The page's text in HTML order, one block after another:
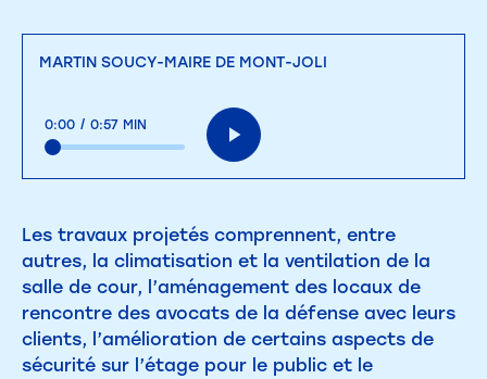
MARTIN SOUCY-MAIRE DE MONT-JOLI
0:00 / 0:57 MIN
Les travaux projetés comprennent, entre
autres, la climatisation et la ventilation de la
salle de cour, l’aménagement des locaux de
rencontre des avocats de la défense avec leurs
clients, l’amélioration de certains aspects de
sécurité sur l’étage pour le public et le